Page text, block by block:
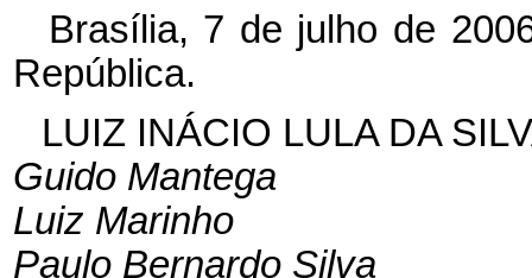
Brasília, 7 de julho de
República.
LUIZ INÁCIO LULA DA
Guido Mantega
Luiz Marinho
Paulo Bernardo Silva